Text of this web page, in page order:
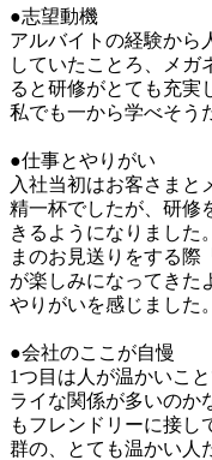
●志望動機
アルバイトの経験から
していたことろ、メガ
ると研修がとても充実
私でも一から学べそう
●仕事とやりがい
入社当初はお客さまと
精一杯でしたが、研修
きるようになりました
まのお見送りをする際
が楽しみになってきた
やりがいを感じました。
●会社のここが自慢
1つ目は人が温かいこ
ライな関係が多いのか
もフレンドリーに接し
群の、とても温かい人